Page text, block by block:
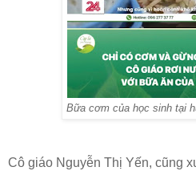
Bữa cơm của học sinh tại
Cô giáo Nguyễn Thị Yến, cũng